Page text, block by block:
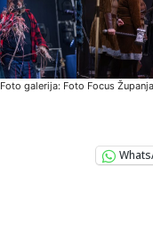
Foto galerija: Foto Focus Županja